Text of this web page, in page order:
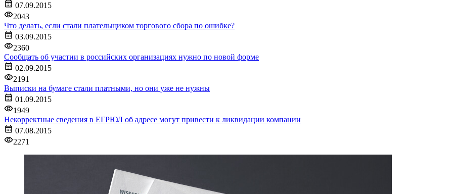
07.09.2015
2043
Что делать, если стали плательщиком торгового сбора по ошибке?
03.09.2015
2360
Сообщать об участии в российских организациях нужно по новой форме
02.09.2015
2191
Выписки на бумаге стали платными, но они уже не нужны
01.09.2015
1949
Некорректные сведения в ЕГРЮЛ об адресе могут привести к ликвидации компании
07.08.2015
2271